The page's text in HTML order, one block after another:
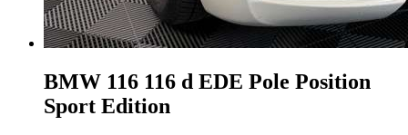
BMW 116 116 d EDE Pole Position
Sport Edition